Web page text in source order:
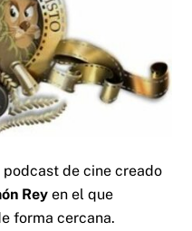
podcast de cine creado
Rey en el que
forma cercana.